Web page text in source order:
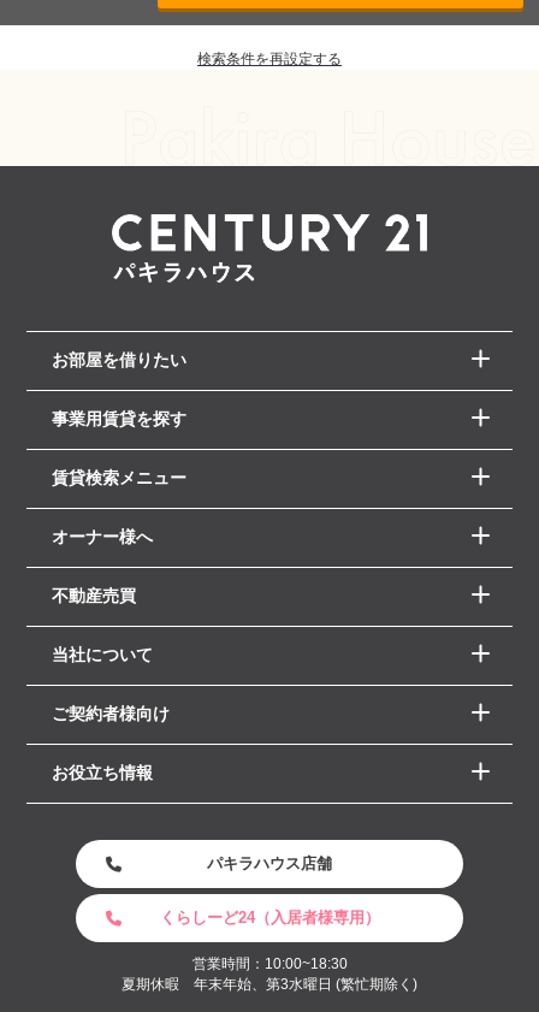
検索条件を再設定する
お部屋を借りたい
事業用賃貸を探す
賃貸検索メニュー
オーナー様へ
不動産売買
当社について
ご契約者様向け
お役立ち情報
パキラハウス店舗
くらしーど24（入居者様専用）
営業時間：10:00~18:30
夏期休暇 年末年始、第3水曜日 (繁忙期除く)